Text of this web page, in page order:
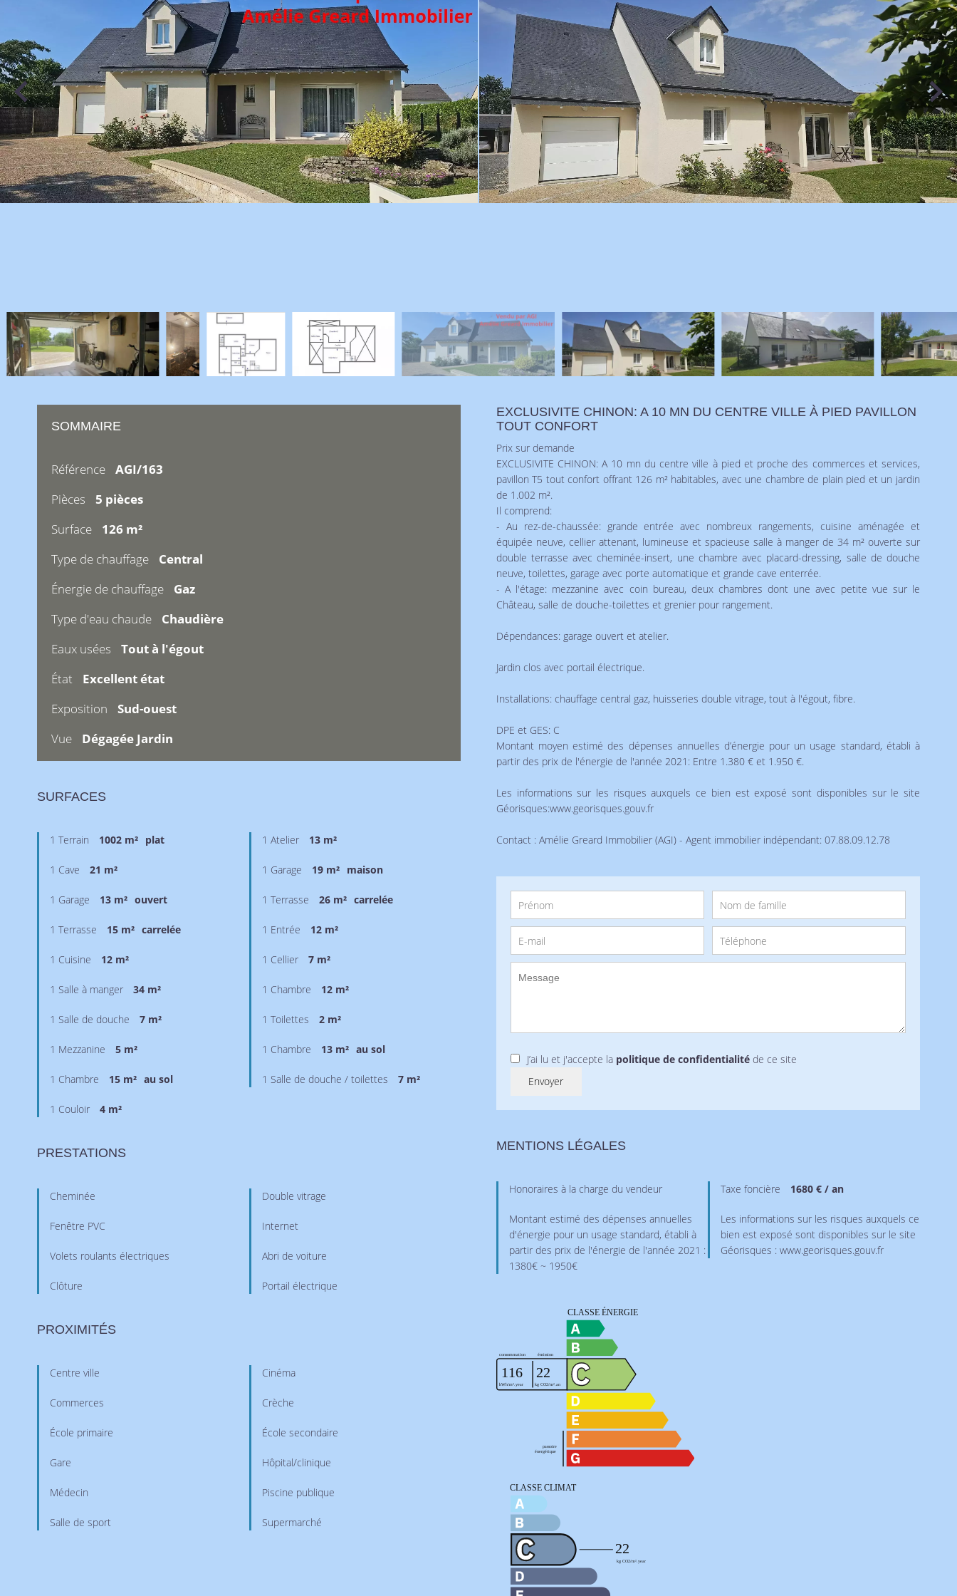
SOMMAIRE
Référence
AGI/163
Pièces
5 pièces
Surface
126 m²
Type de chauffage
Central
Énergie de chauffage
Gaz
Type d'eau chaude
Chaudière
Eaux usées
Tout à l'égout
État
Excellent état
Exposition
Sud-ouest
Vue
Dégagée Jardin
SURFACES
1 Terrain 1002 m² plat 1 Atelier 13 m²
1 Cave 21 m² 1 Garage 19 m² maison
1 Garage 13 m² ouvert 1 Terrasse 26 m² carrelée
1 Terrasse 15 m² carrelée 1 Entrée 12 m²
1 Cuisine 12 m² 1 Cellier 7 m²
1 Salle à manger 34 m² 1 Chambre 12 m²
1 Salle de douche 7 m² 1 Toilettes 2 m²
1 Mezzanine 5 m² 1 Chambre 13 m² au sol
1 Chambre 15 m² au sol 1 Salle de douche / toilettes 7 m²
1 Couloir 4 m²
PRESTATIONS
Cheminée Double vitrage
Fenêtre PVC Internet
Volets roulants électriques Abri de voiture
Clôture Portail électrique
PROXIMITÉS
Centre ville Cinéma
Commerces Crèche
École primaire École secondaire
Gare Hôpital/clinique
Médecin Piscine publique
Salle de sport Supermarché
EXCLUSIVITE CHINON: A 10 MN DU CENTRE VILLE À PIED PAVILLON
TOUT CONFORT
Prix sur demande
EXCLUSIVITE CHINON: A 10 mn du centre ville à pied et proche des commerces et services,
pavillon T5 tout confort offrant 126 m² habitables, avec une chambre de plain pied et un jardin
de 1.002 m².
Il comprend:
- Au rez-de-chaussée: grande entrée avec nombreux rangements, cuisine aménagée et
équipée neuve, cellier attenant, lumineuse et spacieuse salle à manger de 34 m² ouverte sur
double terrasse avec cheminée-insert, une chambre avec placard-dressing, salle de douche
neuve, toilettes, garage avec porte automatique et grande cave enterrée.
- A l'étage: mezzanine avec coin bureau, deux chambres dont une avec petite vue sur le
Château, salle de douche-toilettes et grenier pour rangement.
Dépendances: garage ouvert et atelier.
Jardin clos avec portail électrique.
Installations: chauffage central gaz, huisseries double vitrage, tout à l'égout, fibre.
DPE et GES: C
Montant moyen estimé des dépenses annuelles d’énergie pour un usage standard, établi à
partir des prix de l'énergie de l'année 2021: Entre 1.380 € et 1.950 €.
Les informations sur les risques auxquels ce bien est exposé sont disponibles sur le site
Géorisques:www.georisques.gouv.fr
Contact : Amélie Greard Immobilier (AGI) - Agent immobilier indépendant: 07.88.09.12.78
J’ai lu et j'accepte la politique de confidentialitéde ce site
Envoyer
MENTIONS LÉGALES
Honoraires à la charge du vendeur Taxe foncière 1680 € / an
Montant estimé des dépenses annuelles
d'énergie pour un usage standard, établi à
partir des prix de l'énergie de l'année 2021 :
1380€ ~ 1950€
Les informations sur les risques auxquels ce
bien est exposé sont disponibles sur le site
Géorisques : www.georisques.gouv.fr